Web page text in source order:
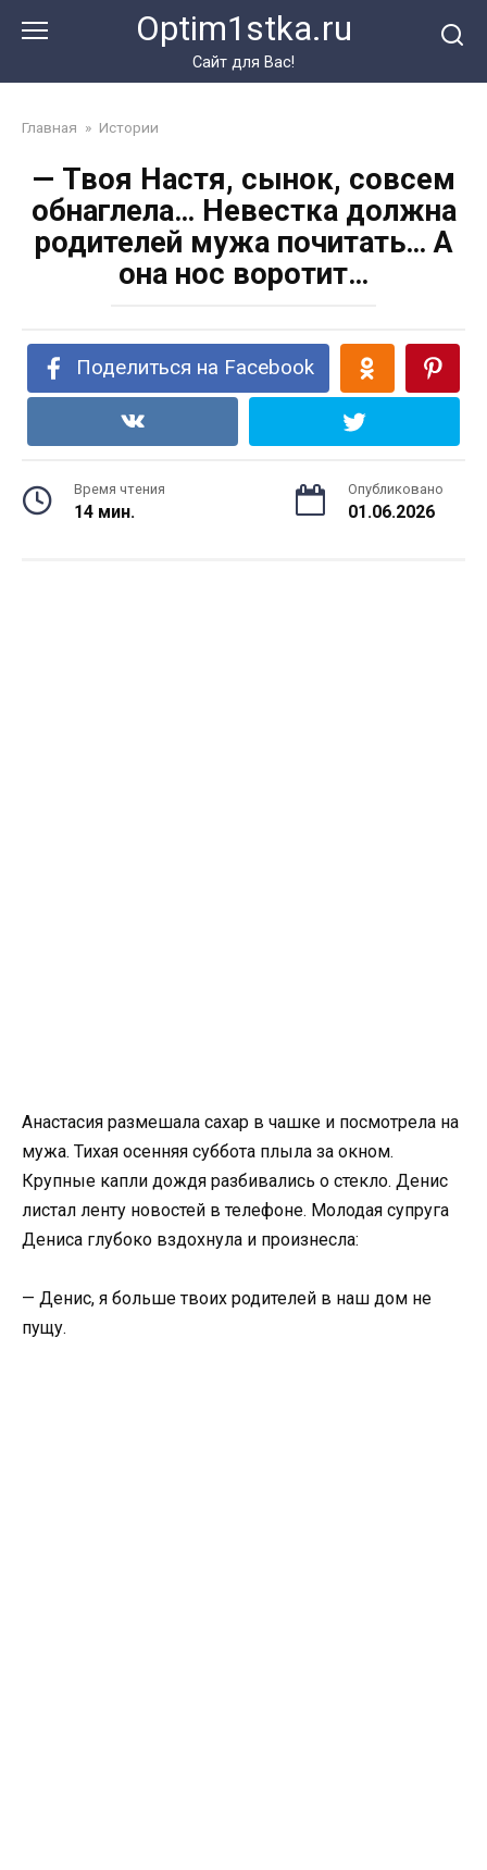
Optim1stka.ru
Сайт для Вас!
Главная » Истории
— Твоя Настя, сынок, совсем
обнаглела… Невестка должна
родителей мужа почитать… А
она нос воротит…
Поделиться на Facebook
Время чтения
14 мин.
Опубликовано
01.06.2026
Анастасия размешала сахар в чашке и посмотрела на
мужа. Тихая осенняя суббота плыла за окном.
Крупные капли дождя разбивались о стекло. Денис
листал ленту новостей в телефоне. Молодая супруга
Дениса глубоко вздохнула и произнесла:
— Денис, я больше твоих родителей в наш дом не
пущу.